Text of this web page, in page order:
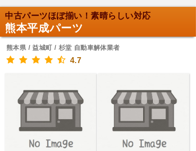
中古パーツほぼ揃い！素晴らしい対応
熊本平成パーツ
熊本県 / 益城町 / 杉堂 自動車解体業者
4.7